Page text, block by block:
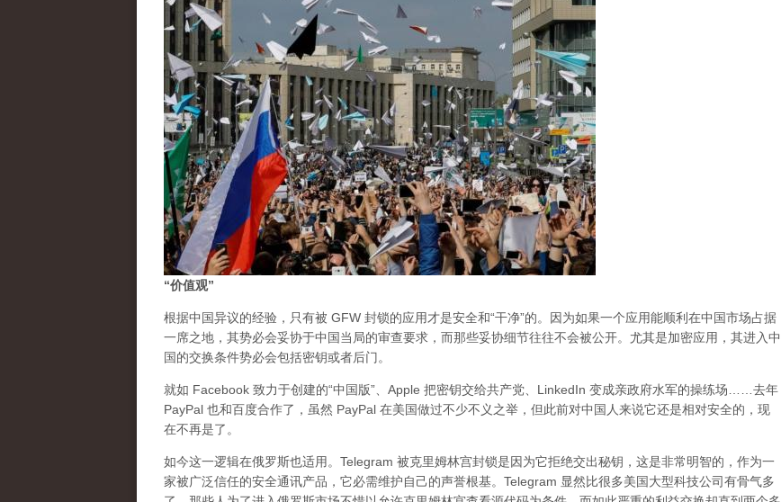
“价值观”
根据中国异议的经验，只有被 GFW 封锁的应用才是安全和“干净”的。因为如果一个应用能顺利在中国市场占据
一席之地，其势必会妥协于中国当局的审查要求，而那些妥协细节往往不会被公开。尤其是加密应用，其进入中
国的交换条件势必会包括密钥或者后门。
就如 Facebook 致力于创建的“中国版”、Apple 把密钥交给共产党、LinkedIn 变成亲政府水军的操练场……去年
PayPal 也和百度合作了，虽然 PayPal 在美国做过不少不义之举，但此前对中国人来说它还是相对安全的，现
在不再是了。
如今这一逻辑在俄罗斯也适用。Telegram 被克里姆林宫封锁是因为它拒绝交出秘钥，这是非常明智的，作为一
家被广泛信任的安全通讯产品，它必需维护自己的声誉根基。Telegram 显然比很多美国大型科技公司有骨气多